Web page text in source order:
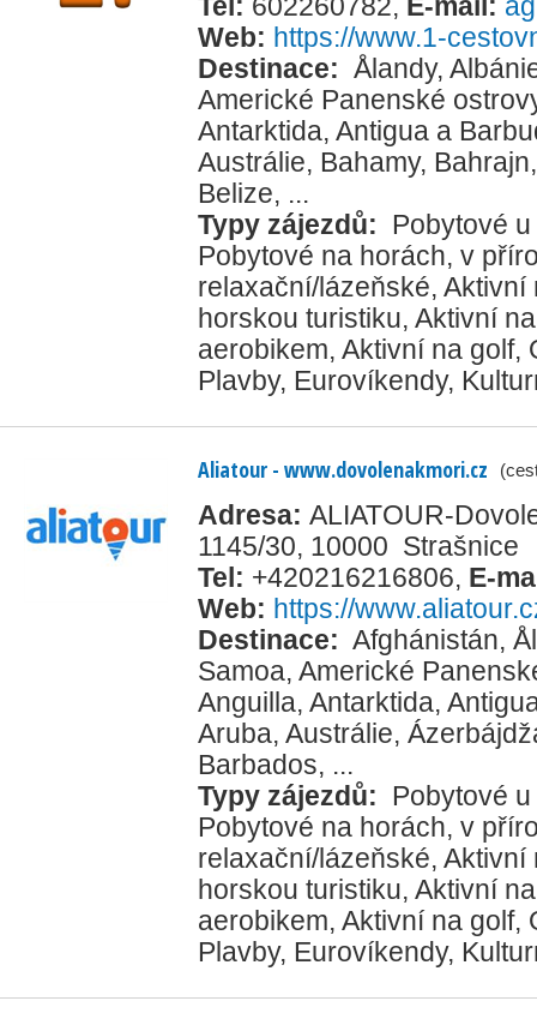
Web: https://www.1-
Destinace: Ålandy,
Americké Panenské
Antarktida, Antigua a
Austrálie, Bahamy, Bahrajn
Belize, ...
Typy zájezdů:
Pobytové
Pobytové na horách, v
relaxační/lázeňské, Aktivní
horskou turistiku, Aktivní
aerobikem, Aktivní na golf,
Plavby, Eurovíkendy,
Aliatour - www.dovolenakmori.cz
Adresa: ALIATOUR-
1145/30, 10000 Strašnice
Tel: +420216216806, E-
Web: https://
Destinace: Afghánistán,
Samoa, Americké
Anguilla, Antarktida,
Aruba, Austrálie,
Barbados, ...
Typy zájezdů:
Pobytové
Pobytové na horách, v
relaxační/lázeňské, Aktivní
horskou turistiku, Aktivní
aerobikem, Aktivní na golf,
Plavby, Eurovíkendy,